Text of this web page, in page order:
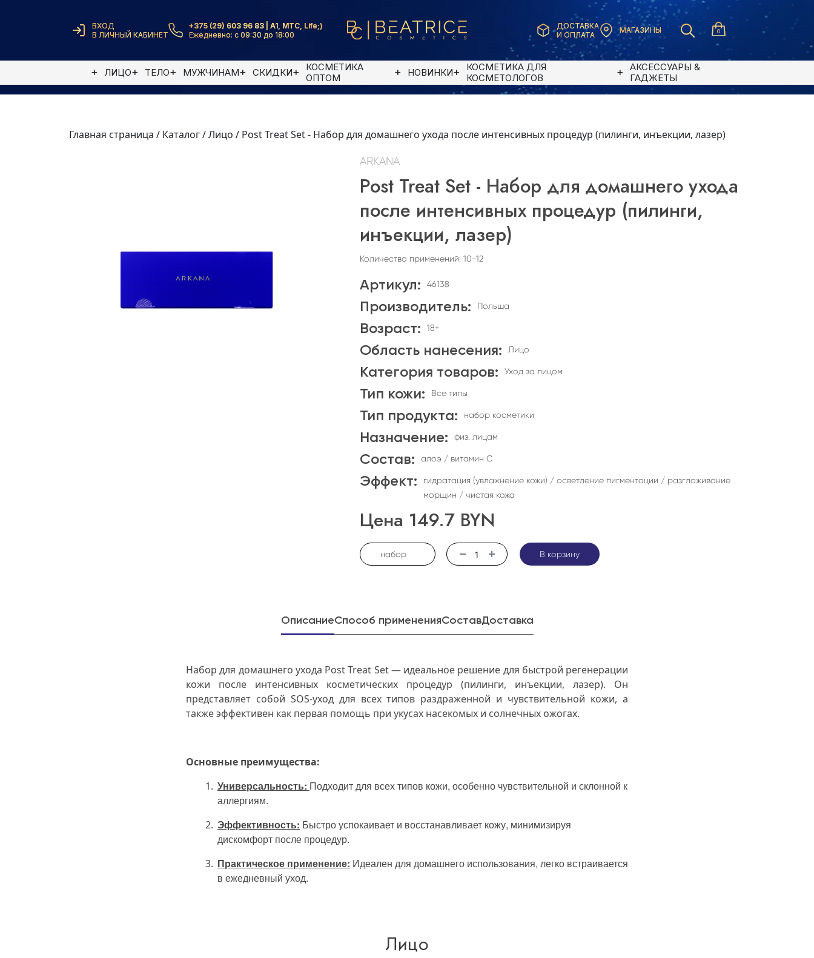
ВХОД
В ЛИЧНЫЙ КАБИНЕТ
+375 (29) 603 96 83 | A1, MTC, Life;)
Ежедневно: с 09:30 до 18:00
ДОСТАВКА
И ОПЛАТА
МАГАЗИНЫ 0
ЛИЦО ТЕЛО МУЖЧИНАМ СКИДКИ
КОСМЕТИКА
ОПТОМ
НОВИНКИ
КОСМЕТИКА ДЛЯ
КОСМЕТОЛОГОВ
АКСЕССУАРЫ &
ГАДЖЕТЫ
Главная страница / Каталог/Лицо / Post Treat Set - Набор для домашнего ухода после интенсивных процедур (пилинги, инъекции, лазер)
ARKANA
Post Treat Set - Набор для домашнего ухода
после интенсивных процедур (пилинги,
инъекции, лазер)
Количество применений: 10-12
Артикул: 46138
Производитель: Польша
Возраст: 18+
Область нанесения: Лицо
Категория товаров: Уход за лицом
Тип кожи: Все типы
Тип продукта: набор косметики
Назначение: физ. лицам
Состав: алоэ / витамин C
Эффект:
гидратация (увлажнение кожи) / осветление пигментации / разглаживание
морщин / чистая кожа
Цена 149.7 BYN
набор В корзину
ОписаниеСпособ примененияСоставДоставка
Набор для домашнего ухода Post Treat Set — идеальное решение для быстрой регенерации
кожи после интенсивных косметических процедур (пилинги, инъекции, лазер). Он
представляет собой SOS-уход для всех типов раздраженной и чувствительной кожи, а
также эффективен как первая помощь при укусах насекомых и солнечных ожогах.
Основные преимущества:
Универсальность: Подходит для всех типов кожи, особенно чувствительной и склонной к
аллергиям.
Эффективность: Быстро успокаивает и восстанавливает кожу, минимизируя
дискомфорт после процедур.
Практическое применение: Идеален для домашнего использования, легко встраивается
в ежедневный уход.
Лицо